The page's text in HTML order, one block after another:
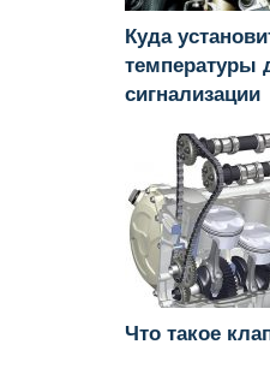
Куда
температуры
сигнализации
Что такое